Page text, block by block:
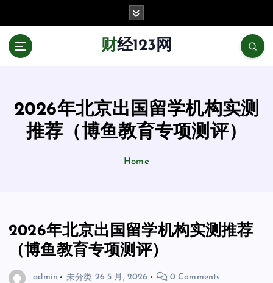
财经123网
2026年北京出国留学机构实测
推荐（博鱼教育专项测评）
Home
2026年北京出国留学机构实测推荐
（博鱼教育专项测评）
admin 未分类 26 5 月, 2026 0 Comments